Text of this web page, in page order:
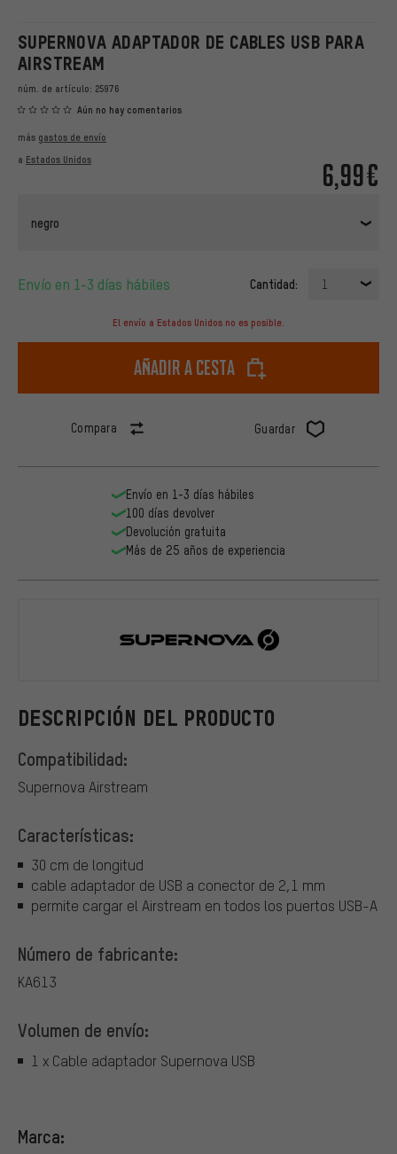
SUPERNOVA ADAPTADOR DE CABLES USB PARA
AIRSTREAM
núm. de artículo: 25976
Aún no hay comentarios
6,99€
más gastos de envío
a Estados Unidos
negro
Envío en 1-3 días hábiles Cantidad: 1
El envío a Estados Unidos no es posible.
Añadir a cesta
Compara Guardar
DESCRIPCIÓN DEL PRODUCTO
Compatibilidad:
Supernova Airstream
Características:
30 cm de longitud
cable adaptador de USB a conector de 2,1 mm
permite cargar el Airstream en todos los puertos USB-A
Número de fabricante:
KA613
Volumen de envío:
1 x Cable adaptador Supernova USB
Marca:
Envío en 1-3 días hábiles
100 días devolver
Devolución gratuita
Más de 25 años de experiencia
Supernova